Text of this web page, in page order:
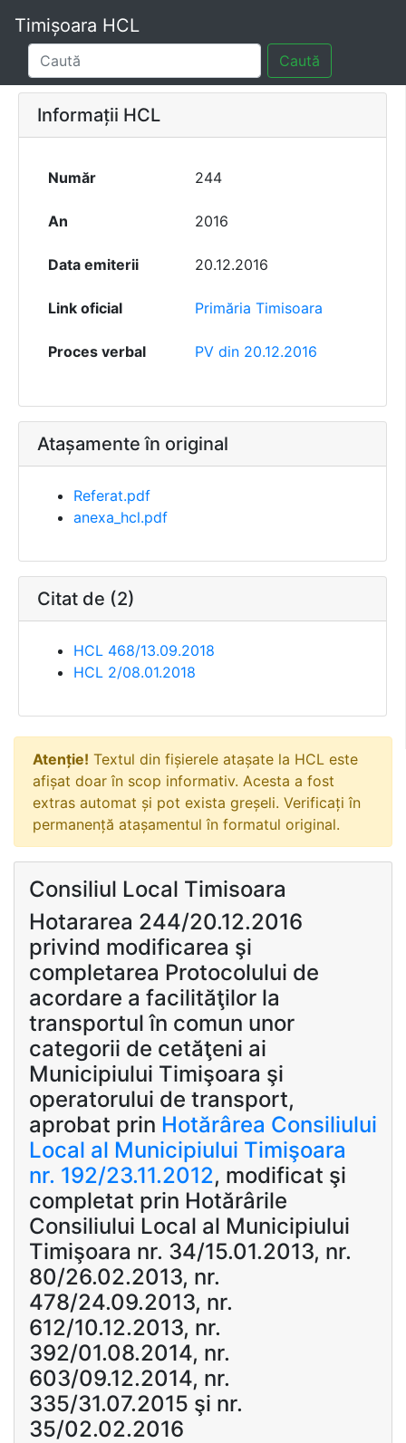
Timișoara HCL
Caută
Informații HCL
Număr 244
An 2016
Data emiterii 20.12.2016
Link oficial Primăria Timisoara
Proces verbal PV din 20.12.2016
Atașamente în original
Referat.pdf
anexa_hcl.pdf
Citat de (2)
HCL 468/13.09.2018
HCL 2/08.01.2018
Atenție! Textul din fișierele atașate la HCL este
afișat doar în scop informativ. Acesta a fost
extras automat și pot exista greșeli. Verificați în
permanență atașamentul în formatul original.
Consiliul Local Timisoara
Hotararea 244/20.12.2016
privind modificarea şi
completarea Protocolului de
acordare a facilităţilor la
transportul în comun unor
categorii de cetăţeni ai
Municipiului Timişoara şi
operatorului de transport,
aprobat prin Hotărârea Consiliului
Local al Municipiului Timişoara
nr. 192/23.11.2012, modificat şi
completat prin Hotărârile
Consiliului Local al Municipiului
Timişoara nr. 34/15.01.2013, nr.
80/26.02.2013, nr.
478/24.09.2013, nr.
612/10.12.2013, nr.
392/01.08.2014, nr.
603/09.12.2014, nr.
335/31.07.2015 şi nr.
35/02.02.2016